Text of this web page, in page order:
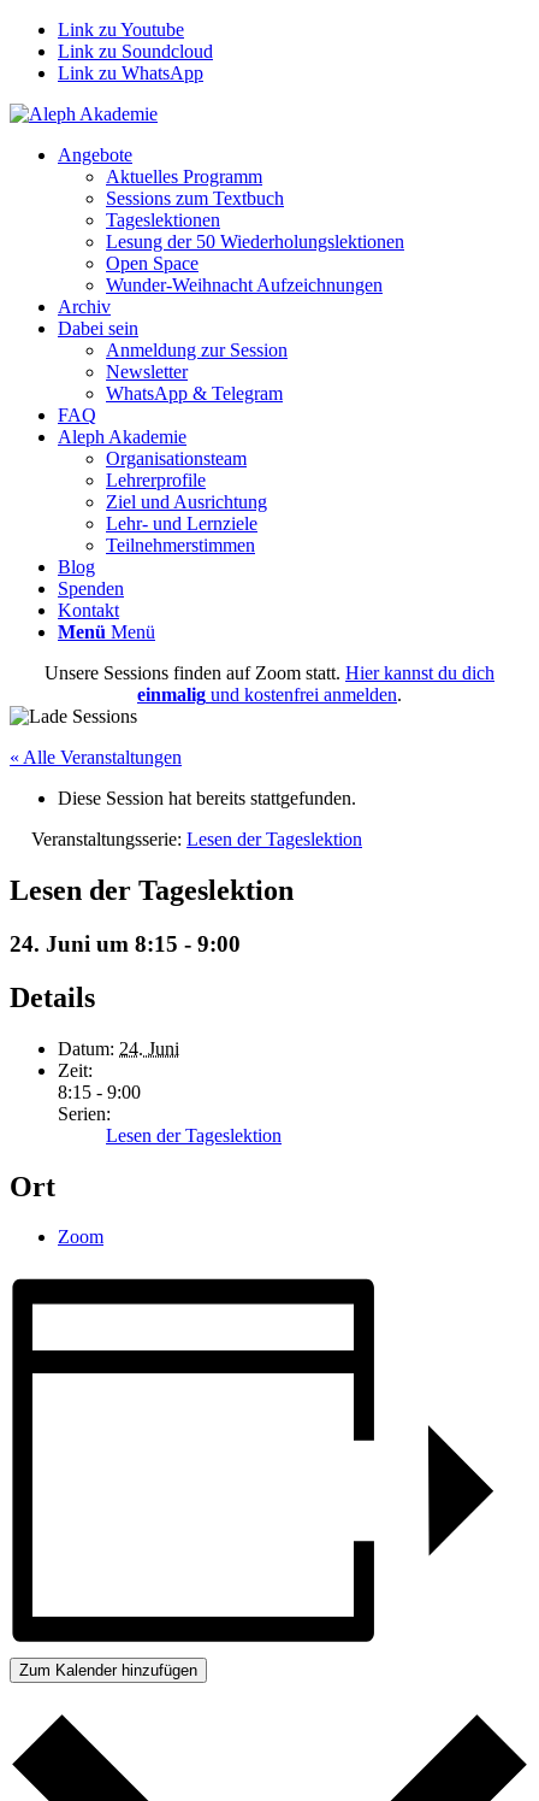
Link zu Youtube
Link zu Soundcloud
Link zu WhatsApp
Angebote
Aktuelles Programm
Sessions zum Textbuch
Tageslektionen
Lesung der 50 Wiederholungslektionen
Open Space
Wunder-Weihnacht Aufzeichnungen
Archiv
Dabei sein
Anmeldung zur Session
Newsletter
WhatsApp & Telegram
FAQ
Aleph Akademie
Organisationsteam
Lehrerprofile
Ziel und Ausrichtung
Lehr- und Lernziele
Teilnehmerstimmen
Blog
Spenden
Kontakt
Menü Menü
Unsere Sessions finden auf Zoom statt. Hier kannst du dich
einmalig und kostenfrei anmelden.
« Alle Veranstaltungen
Diese Session hat bereits stattgefunden.
Veranstaltungsserie: Lesen der Tageslektion
Lesen der Tageslektion
24. Juni um 8:15 - 9:00
Details
Datum: 24. Juni
Zeit:
8:15 - 9:00
Serien:
Lesen der Tageslektion
Ort
Zoom
Zum Kalender hinzufügen